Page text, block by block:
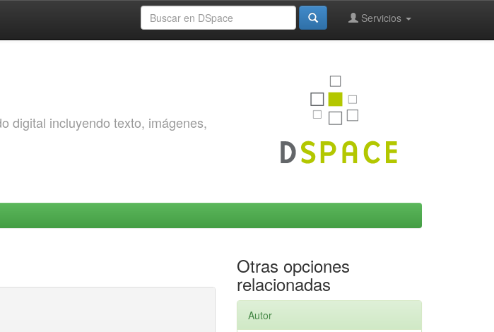
Servicios
digital incluyendo texto, imágenes,
Otras opciones
relacionadas
Autor